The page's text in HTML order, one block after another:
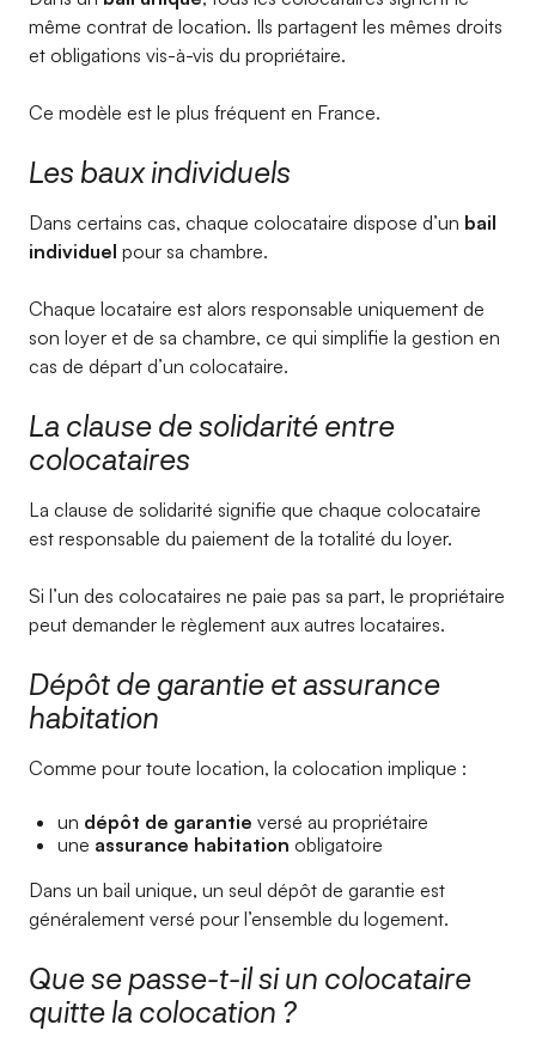
même contrat de location. Ils partagent les mêmes droits
et obligations vis-à-vis du propriétaire.
Ce modèle est le plus fréquent en France.
Les baux individuels
Dans certains cas, chaque colocataire dispose d’un bail
individuel pour sa chambre.
Chaque locataire est alors responsable uniquement de
son loyer et de sa chambre, ce qui simplifie la gestion en
cas de départ d’un colocataire.
La clause de solidarité entre
colocataires
La clause de solidarité signifie que chaque colocataire
est responsable du paiement de la totalité du loyer.
Si l’un des colocataires ne paie pas sa part, le propriétaire
peut demander le règlement aux autres locataires.
Dépôt de garantie et assurance
habitation
Comme pour toute location, la colocation implique :
un dépôt de garantie versé au propriétaire
une assurance habitation obligatoire
Dans un bail unique, un seul dépôt de garantie est
généralement versé pour l’ensemble du logement.
Que se passe-t-il si un colocataire
quitte la colocation ?